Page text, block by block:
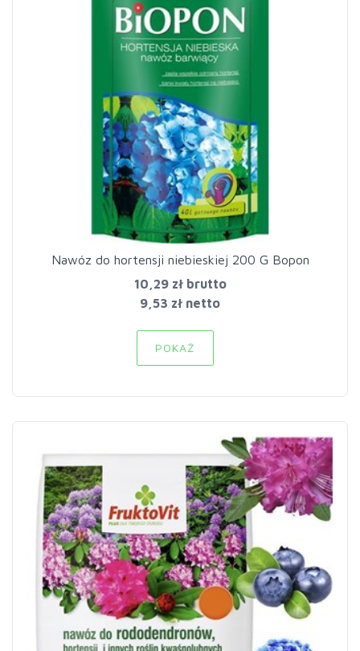
Nawóz do hortensji niebieskiej 200 G Bopon
10,29 złbrutto
9,53 zł netto
POKAŻ